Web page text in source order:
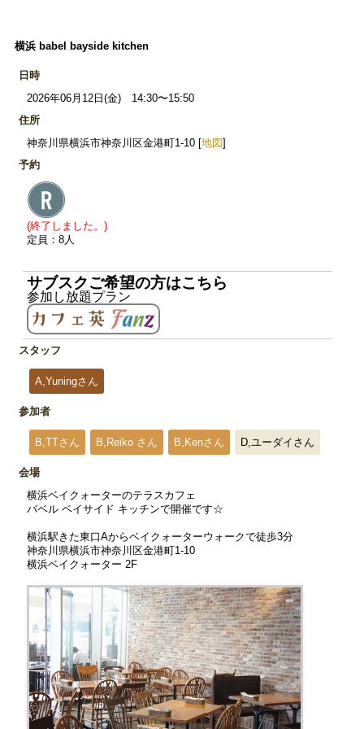
横浜 babel bayside kitchen
日時
2026年06月12日(金) 14:30〜15:50
住所
神奈川県横浜市神奈川区金港町1-10 [地図]
予約
(終了しました。)
定員：8人
サブスクご希望の方はこちら
参加し放題プラン
スタッフ
A,Yuningさん
参加者
B,TTさん B,Reiko さん B,Kenさん D,ユーダイさん
会場
横浜ベイクォーターのテラスカフェ
バベル ベイサイド キッチンで開催です☆
横浜駅きた東口Aからベイクォーターウォークで徒歩3分
神奈川県横浜市神奈川区金港町1-10
横浜ベイクォーター 2F